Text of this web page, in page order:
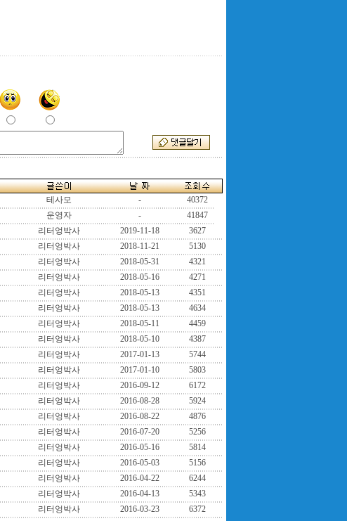
테사모 -
40372
운영자 -
41847
리터엉박사 2019-11-18
3627
리터엉박사 2018-11-21
5130
리터엉박사 2018-05-31
4321
리터엉박사 2018-05-16
4271
리터엉박사 2018-05-13
4351
리터엉박사 2018-05-13
4634
리터엉박사 2018-05-11
4459
리터엉박사 2018-05-10
4387
리터엉박사 2017-01-13
5744
리터엉박사 2017-01-10
5803
리터엉박사 2016-09-12
6172
리터엉박사 2016-08-28
5924
리터엉박사 2016-08-22
4876
리터엉박사 2016-07-20
5256
리터엉박사 2016-05-16
5814
리터엉박사 2016-05-03
5156
리터엉박사 2016-04-22
6244
리터엉박사 2016-04-13
5343
리터엉박사 2016-03-23
6372